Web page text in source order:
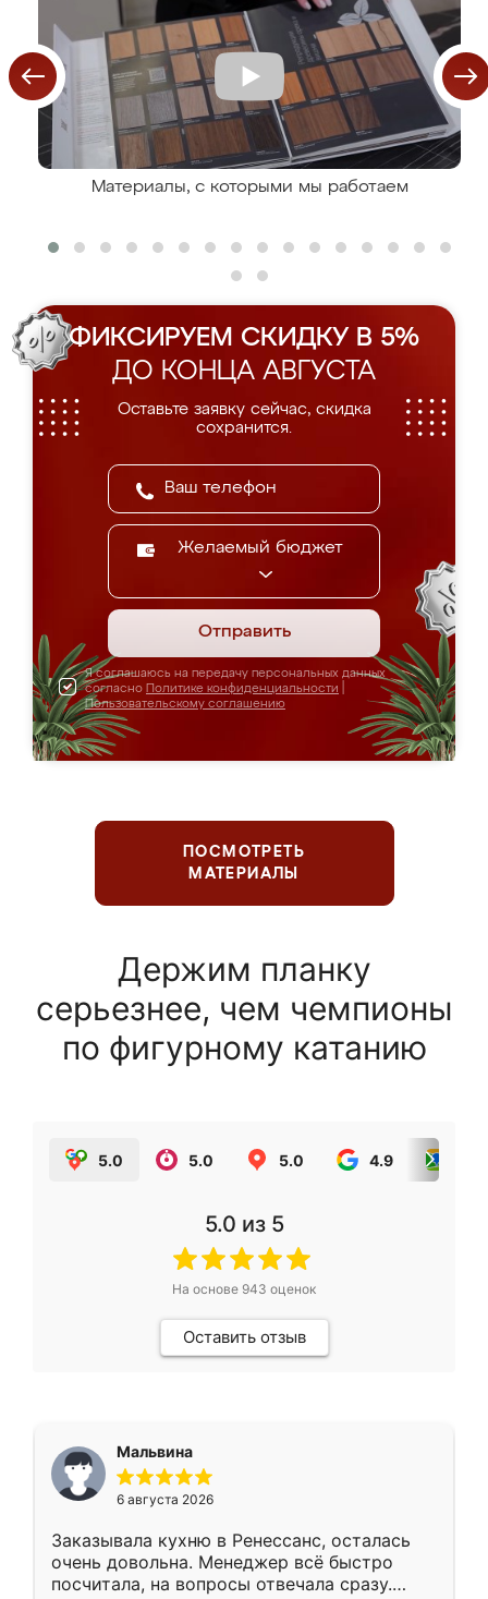
Материалы, с которыми мы работаем
ФИКСИРУЕМ СКИДКУ В 5%
ДО КОНЦА АВГУСТА
Оставьте заявку сейчас, скидка
сохранится.
Желаемый бюджет
Отправить
Я соглашаюсь на передачу персональных данных
согласно Политике конфиденциальности
Пользовательскому соглашению
ПОСМОТРЕТЬ
МАТЕРИАЛЫ
Держим планку
серьезнее, чем чемпионы
по фигурному катанию
5.0 5.0 5.0 4.9
5.0 из 5
На основе 943 оценок
Оставить отзыв
Мальвина
6 августа 2026
Заказывала кухню в Ренессанс, осталась
очень довольна. Менеджер всё быстро
посчитала, на вопросы отвечала сразу.